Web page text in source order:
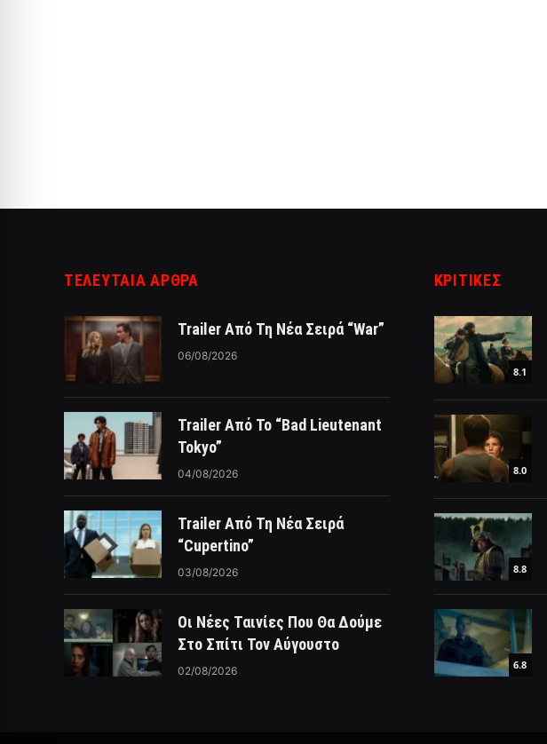
ΤΕΛΕΥΤΑΙΑ ΑΡΘΡΑ
Trailer Από Τη Νέα Σειρά “War”
06/08/2026
Trailer Από Το “Bad Lieutenant
Tokyo”
04/08/2026
Trailer Από Τη Νέα Σειρά
“Cupertino”
03/08/2026
Οι Νέες Ταινίες Που Θα Δούμε
Στο Σπίτι Τον Αύγουστο
02/08/2026
ΚΡΙΤΙΚΈΣ
8.1
8.0
8.8
6.8